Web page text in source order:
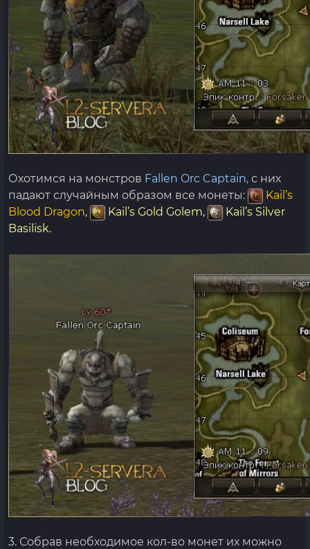
Охотимся на монстров Fallen Orc Captain, с них
падают случайным образом все монеты:
Kail’s
Blood Dragon, Kail’s Gold Golem,
Kail’s Silver
Basilisk.
3. Собрав необходимое кол-во монет их можно